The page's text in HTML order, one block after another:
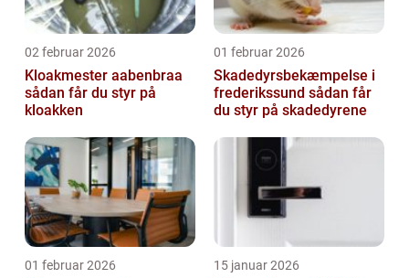
02 februar 2026
Kloakmester aabenbraa
sådan får du styr på
kloakken
01 februar 2026
Skadedyrsbekæmpelse i
frederikssund sådan får
du styr på skadedyrene
01 februar 2026 15 januar 2026